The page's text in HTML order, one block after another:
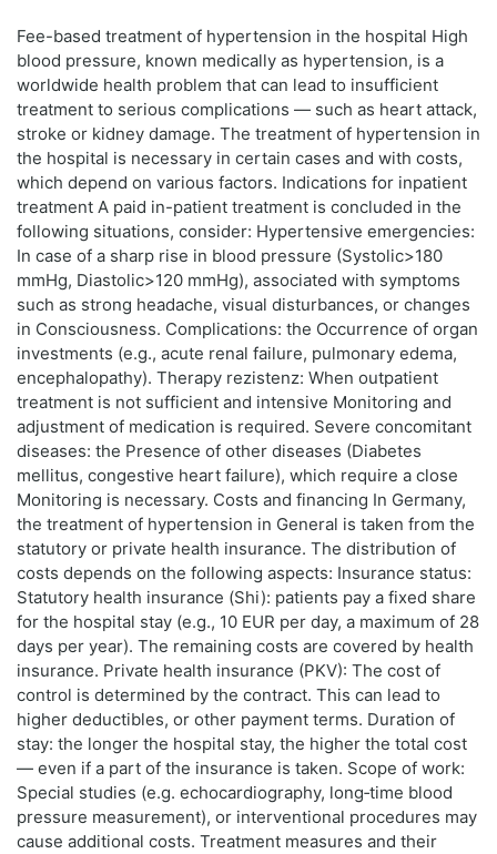
Fee-based treatment of hypertension in the hospital High
blood pressure, known medically as hypertension, is a
worldwide health problem that can lead to insufficient
treatment to serious complications — such as heart attack,
stroke or kidney damage. The treatment of hypertension in
the hospital is necessary in certain cases and with costs,
which depend on various factors. Indications for inpatient
treatment A paid in-patient treatment is concluded in the
following situations, consider: Hypertensive emergencies:
In case of a sharp rise in blood pressure (Systolic>180
mmHg, Diastolic>120 mmHg), associated with symptoms
such as strong headache, visual disturbances, or changes
in Consciousness. Complications: the Occurrence of organ
investments (e.g., acute renal failure, pulmonary edema,
encephalopathy). Therapy rezistenz: When outpatient
treatment is not sufficient and intensive Monitoring and
adjustment of medication is required. Severe concomitant
diseases: the Presence of other diseases (Diabetes
mellitus, congestive heart failure), which require a close
Monitoring is necessary. Costs and financing In Germany,
the treatment of hypertension in General is taken from the
statutory or private health insurance. The distribution of
costs depends on the following aspects: Insurance status:
Statutory health insurance (Shi): patients pay a fixed share
for the hospital stay (e.g., 10 EUR per day, a maximum of 28
days per year). The remaining costs are covered by health
insurance. Private health insurance (PKV): The cost of
control is determined by the contract. This can lead to
higher deductibles, or other payment terms. Duration of
stay: the longer the hospital stay, the higher the total cost
— even if a part of the insurance is taken. Scope of work:
Special studies (e.g. echocardiography, long‑time blood
pressure measurement), or interventional procedures may
cause additional costs. Treatment measures and their